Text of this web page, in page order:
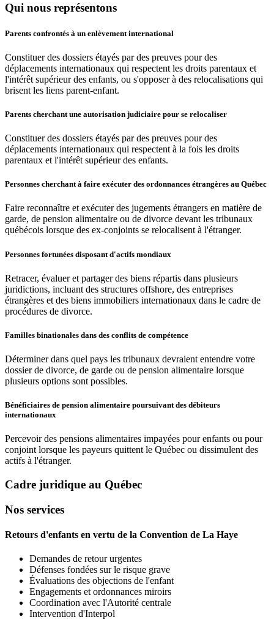
Qui nous représentons
Parents confrontés à un enlèvement international
Constituer des dossiers étayés par des preuves pour des
déplacements internationaux qui respectent les droits parentaux et
l'intérêt supérieur des enfants, ou s'opposer à des relocalisations qui
brisent les liens parent-enfant.
Parents cherchant une autorisation judiciaire pour se relocaliser
Constituer des dossiers étayés par des preuves pour des
déplacements internationaux qui respectent à la fois les droits
parentaux et l'intérêt supérieur des enfants.
Personnes cherchant à faire exécuter des ordonnances étrangères au Québec
Faire reconnaître et exécuter des jugements étrangers en matière de
garde, de pension alimentaire ou de divorce devant les tribunaux
québécois lorsque des ex-conjoints se relocalisent à l'étranger.
Personnes fortunées disposant d'actifs mondiaux
Retracer, évaluer et partager des biens répartis dans plusieurs
juridictions, incluant des structures offshore, des entreprises
étrangères et des biens immobiliers internationaux dans le cadre de
procédures de divorce.
Familles binationales dans des conflits de compétence
Déterminer dans quel pays les tribunaux devraient entendre votre
dossier de divorce, de garde ou de pension alimentaire lorsque
plusieurs options sont possibles.
Bénéficiaires de pension alimentaire poursuivant des débiteurs
internationaux
Percevoir des pensions alimentaires impayées pour enfants ou pour
conjoint lorsque les payeurs quittent le Québec ou dissimulent des
actifs à l'étranger.
Cadre juridique au Québec
Nos services
Retours d'enfants en vertu de la Convention de La Haye
Demandes de retour urgentes
Défenses fondées sur le risque grave
Évaluations des objections de l'enfant
Engagements et ordonnances miroirs
Coordination avec l'Autorité centrale
Intervention d'Interpol